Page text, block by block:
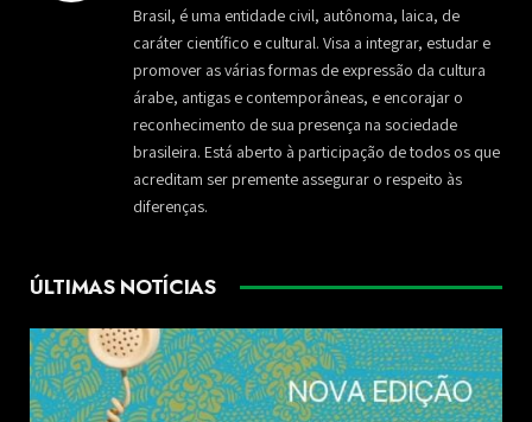
Brasil, é uma entidade civil, autônoma, laica, de
caráter científico e cultural. Visa a integrar, estudar e
promover as várias formas de expressão da cultura
árabe, antigas e contemporâneas, e encorajar o
reconhecimento de sua presença na sociedade
brasileira. Está aberto à participação de todos os que
acreditam ser premente assegurar o respeito às
diferenças.
ÚLTIMAS NOTÍCIAS